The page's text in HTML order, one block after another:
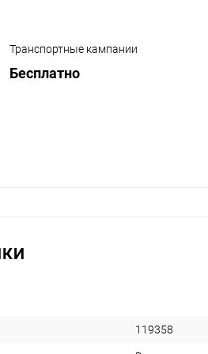
Транспортные кампании
Бесплатно
119358